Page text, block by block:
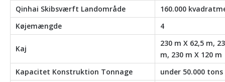
Qinhai Skibsværft Landområde
160.000
Køjemængde
4
Kaj
230 m X 62,5 m,
m, 230 m X 120 m
Kapacitet Konstruktion Tonnage
under 50.000 tons